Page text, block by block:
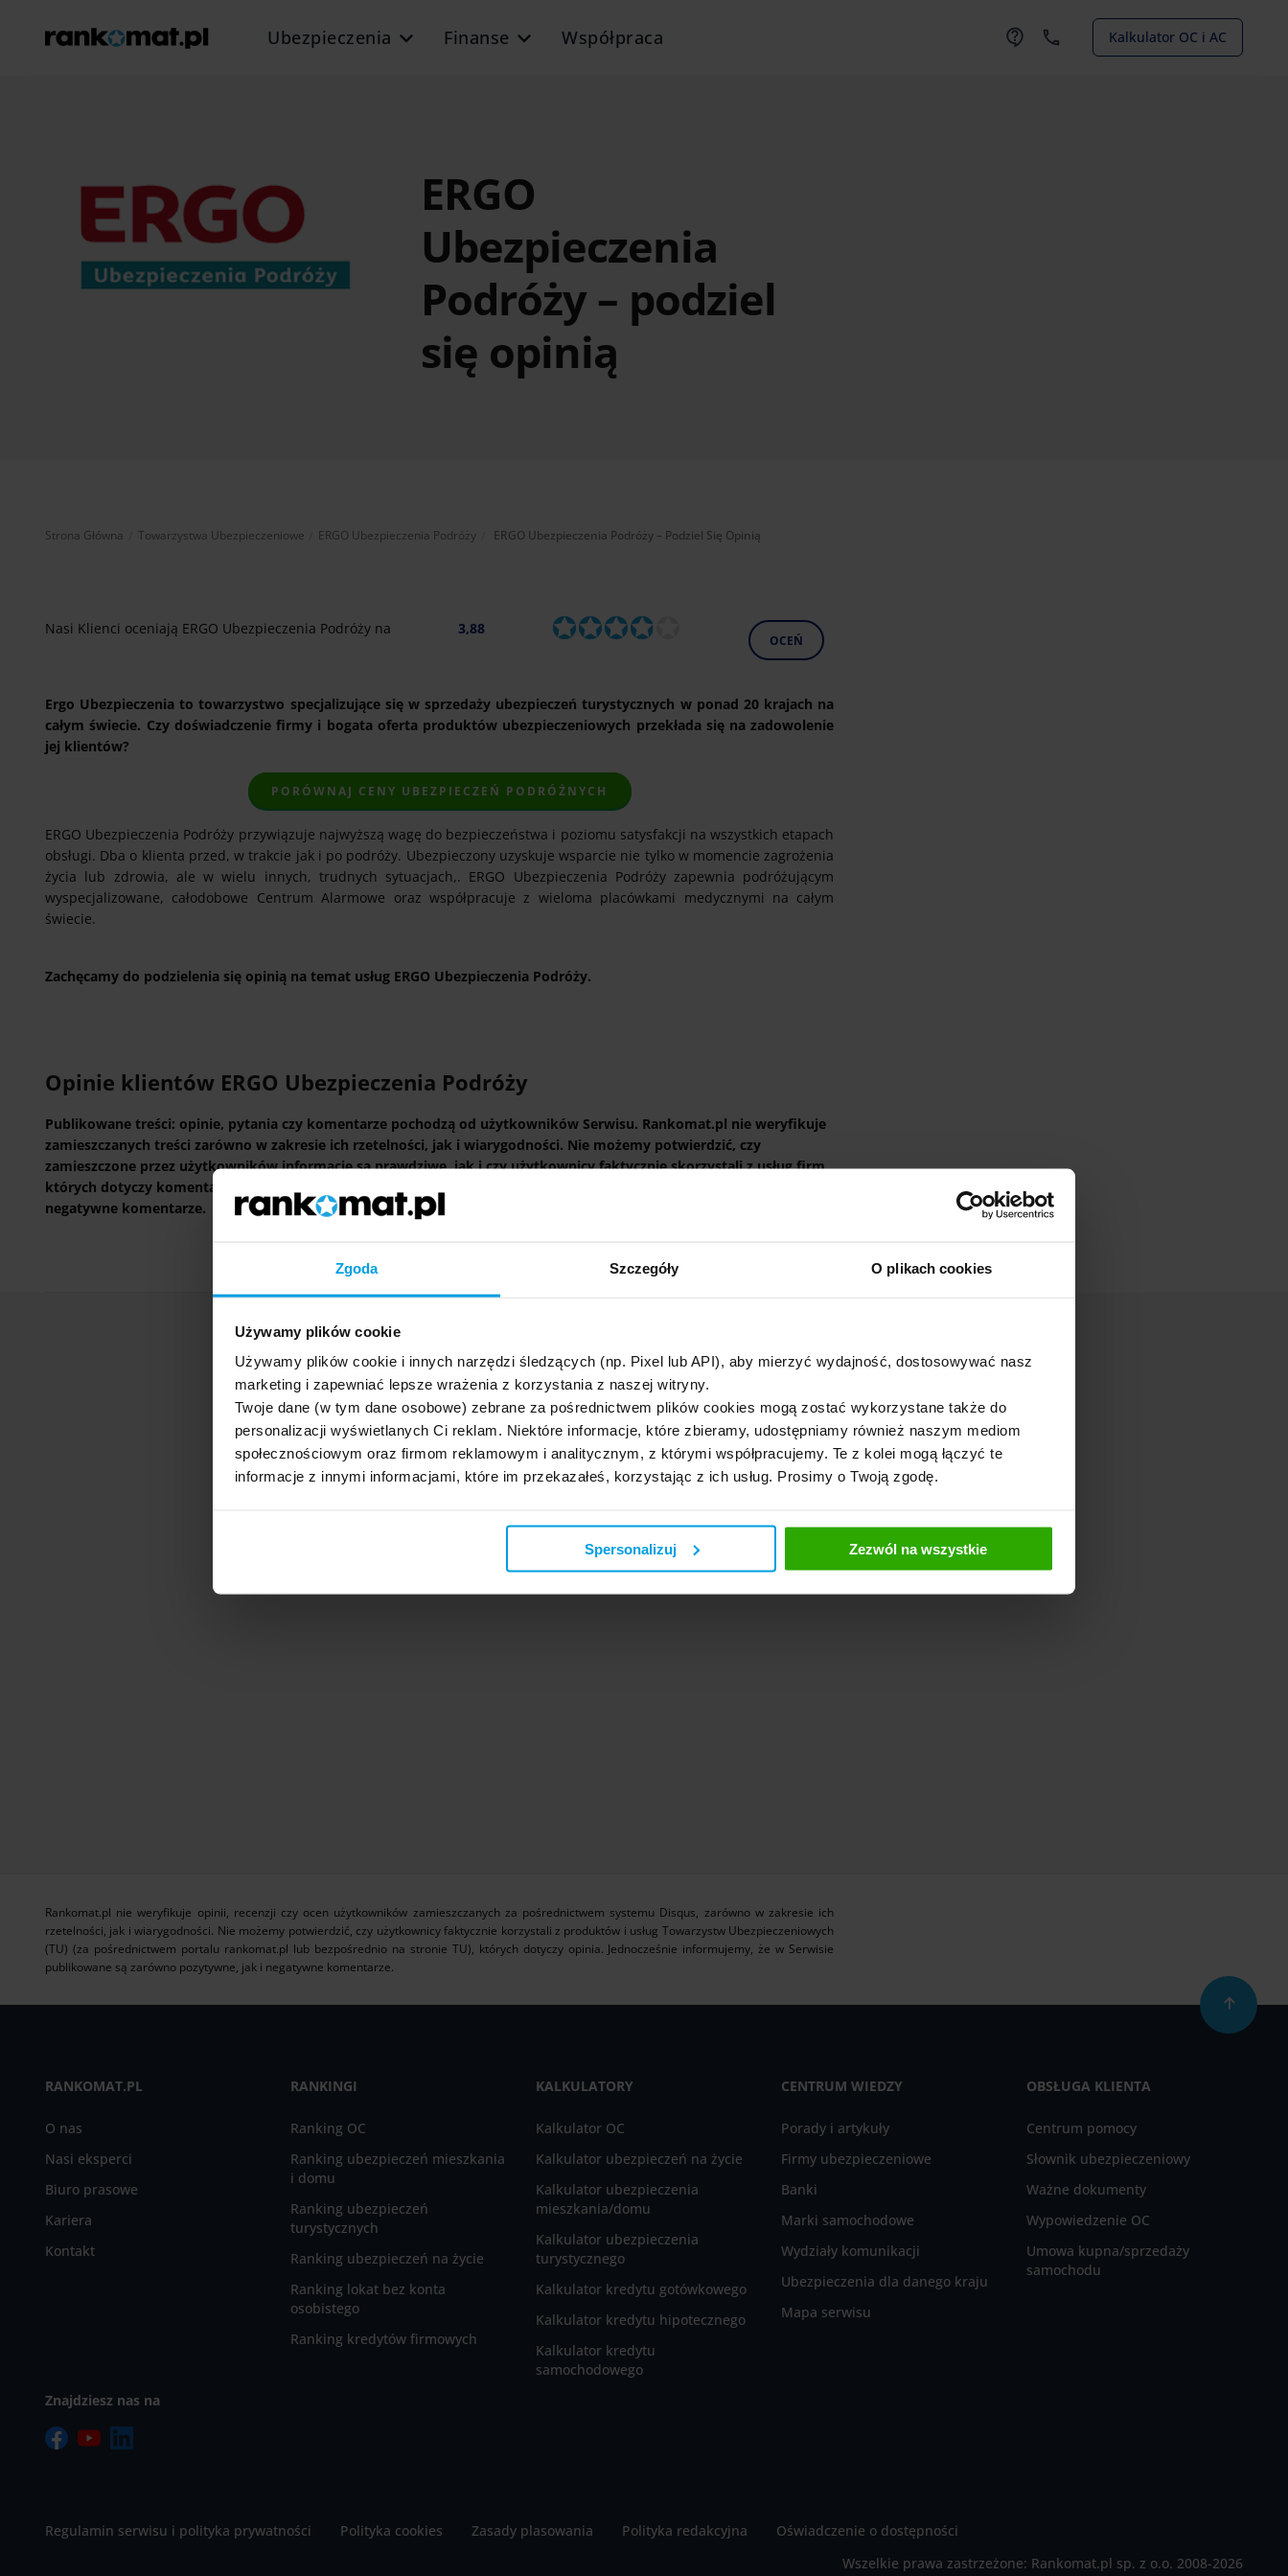
Zgoda Szczegóły O plikach cookies
Używamy plików cookie
Używamy plików cookie i innych narzędzi śledzących (np. Pixel lub API), aby mierzyć wydajność, dostosowywać nasz
marketing i zapewniać lepsze wrażenia z korzystania z naszej witryny.
Twoje dane (w tym dane osobowe) zebrane za pośrednictwem plików cookies mogą zostać wykorzystane także do
personalizacji wyświetlanych Ci reklam. Niektóre informacje, które zbieramy, udostępniamy również naszym mediom
społecznościowym oraz firmom reklamowym i analitycznym, z którymi współpracujemy. Te z kolei mogą łączyć te
informacje z innymi informacjami, które im przekazałeś, korzystając z ich usług. Prosimy o Twoją zgodę.
Spersonalizuj Zezwól na wszystkie
Ubezpieczenia Finanse Współpraca Kalkulator OC i AC
ERGO
Ubezpieczenia
Podróży – podziel
się opinią
Strona Główna Towarzystwa Ubezpieczeniowe ERGO Ubezpieczenia Podróży Aktualnie:
ERGO Ubezpieczenia Podróży – Podziel Się Opinią
Nasi Klienci oceniają ERGO Ubezpieczenia Podróży na 3,88
OCEŃ
Ergo Ubezpieczenia to towarzystwo specjalizujące się w sprzedaży ubezpieczeń turystycznych w ponad 20 krajach na
całym świecie. Czy doświadczenie firmy i bogata oferta produktów ubezpieczeniowych przekłada się na zadowolenie
jej klientów?
PORÓWNAJ CENY UBEZPIECZEŃ PODRÓŻNYCH
ERGO Ubezpieczenia Podróży przywiązuje najwyższą wagę do bezpieczeństwa i poziomu satysfakcji na wszystkich etapach
obsługi. Dba o klienta przed, w trakcie jak i po podróży. Ubezpieczony uzyskuje wsparcie nie tylko w momencie zagrożenia
życia lub zdrowia, ale w wielu innych, trudnych sytuacjach,. ERGO Ubezpieczenia Podróży zapewnia podróżującym
wyspecjalizowane, całodobowe Centrum Alarmowe oraz współpracuje z wieloma placówkami medycznymi na całym
świecie.
Zachęcamy do podzielenia się opinią na temat usług ERGO Ubezpieczenia Podróży.
Opinie klientów ERGO Ubezpieczenia Podróży
Publikowane treści: opinie, pytania czy komentarze pochodzą od użytkowników Serwisu. Rankomat.pl nie weryfikuje
zamieszczanych treści zarówno w zakresie ich rzetelności, jak i wiarygodności. Nie możemy potwierdzić, czy
zamieszczone przez użytkowników informacje są prawdziwe, jak i czy użytkownicy faktycznie skorzystali z usług firm,
których dotyczy komentarz. Jednocześnie informujemy, że w Serwisie publikowane są zarówno pozytywne, jak i
negatywne komentarze.
Rankomat.pl nie weryfikuje opinii, recenzji czy ocen użytkowników zamieszczanych za pośrednictwem systemu Disqus, zarówno w zakresie ich
rzetelności, jak i wiarygodności. Nie możemy potwierdzić, czy użytkownicy faktycznie korzystali z produktów i usług Towarzystw Ubezpieczeniowych
(TU) (za pośrednictwem portalu rankomat.pl lub bezpośrednio na stronie TU), których dotyczy opinia. Jednocześnie informujemy, że w Serwisie
publikowane są zarówno pozytywne, jak i negatywne komentarze.
RANKOMAT.PL
O nas
Nasi eksperci
Biuro prasowe
Kariera
Kontakt
RANKINGI
Ranking OC
Ranking ubezpieczeń mieszkania
i domu
Ranking ubezpieczeń
turystycznych
Ranking ubezpieczeń na życie
Ranking lokat bez konta
osobistego
Ranking kredytów firmowych
KALKULATORY
Kalkulator OC
Kalkulator ubezpieczeń na życie
Kalkulator ubezpieczenia
mieszkania/domu
Kalkulator ubezpieczenia
turystycznego
Kalkulator kredytu gotówkowego
Kalkulator kredytu hipotecznego
Kalkulator kredytu
samochodowego
CENTRUM WIEDZY
Porady i artykuły
Firmy ubezpieczeniowe
Banki
Marki samochodowe
Wydziały komunikacji
Ubezpieczenia dla danego kraju
Mapa serwisu
OBSŁUGA KLIENTA
Centrum pomocy
Słownik ubezpieczeniowy
Ważne dokumenty
Wypowiedzenie OC
Umowa kupna/sprzedaży
samochodu
Znajdziesz nas na
Regulamin serwisu i polityka prywatności Polityka cookies Zasady plasowania Polityka redakcyjna
Oświadczenie o dostępności
Wszelkie prawa zastrzeżone: Rankomat.pl sp. z o.o. 2008-2026